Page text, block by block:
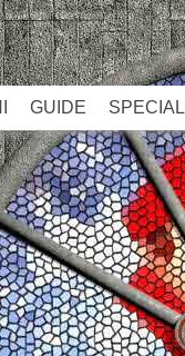
GUIDE SPECIALI